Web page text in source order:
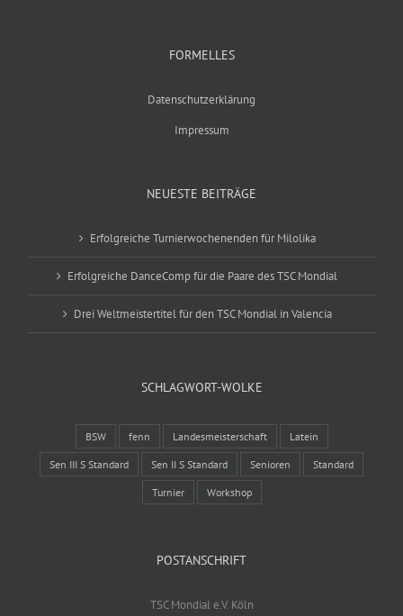
FORMELLES
Datenschutzerklärung
Impressum
NEUESTE BEITRÄGE
Erfolgreiche Turnierwochenenden für Milolika
Erfolgreiche DanceComp für die Paare des TSC Mondial
Drei Weltmeistertitel für den TSC Mondial in Valencia
SCHLAGWORT-WOLKE
BSW fenn Landesmeisterschaft Latein
Sen III S Standard Sen II S Standard Senioren Standard
Turnier Workshop
POSTANSCHRIFT
TSC Mondial e.V. Köln